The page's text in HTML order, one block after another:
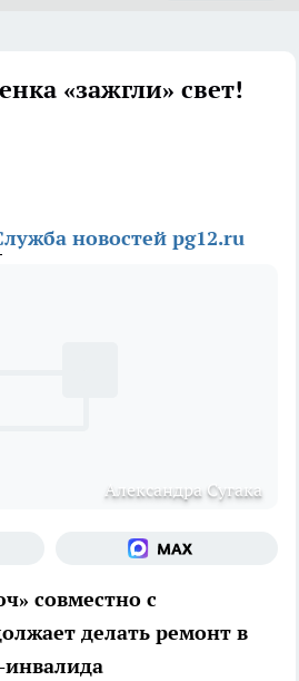
«зажгли» свет!
новостей pg12.ru
Александра Сугака
совместно с
делать ремонт в